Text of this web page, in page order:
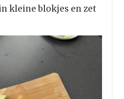
kleine blokjes en zet